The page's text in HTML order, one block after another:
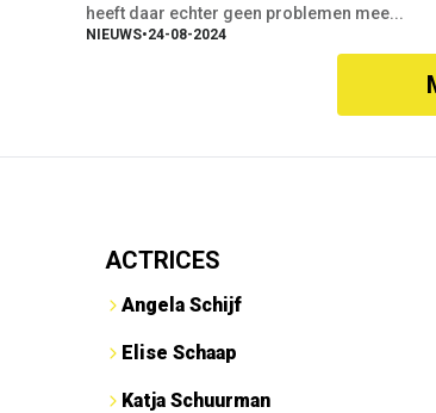
heeft daar echter geen problemen mee...
NIEUWS•24-08-2024
ACTRICES
Angela Schijf
Elise Schaap
Katja Schuurman